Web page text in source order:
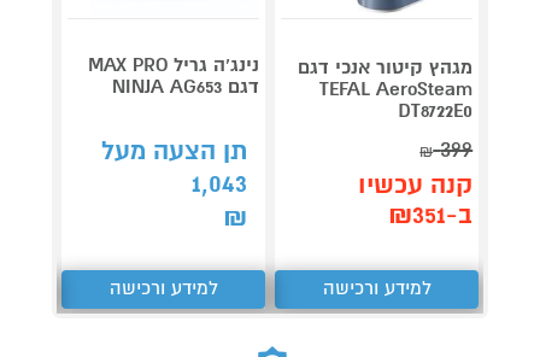
מגהץ קיטור אנכי דגם
TEFAL AeroSteam
DT8722E0
399
₪
קנה עכשיו
ב-₪351
למידע ורכישה
נינג’ה גריל MAX PRO
דגם NINJA AG653
תן הצעה מעל
1,043
₪
למידע ורכישה